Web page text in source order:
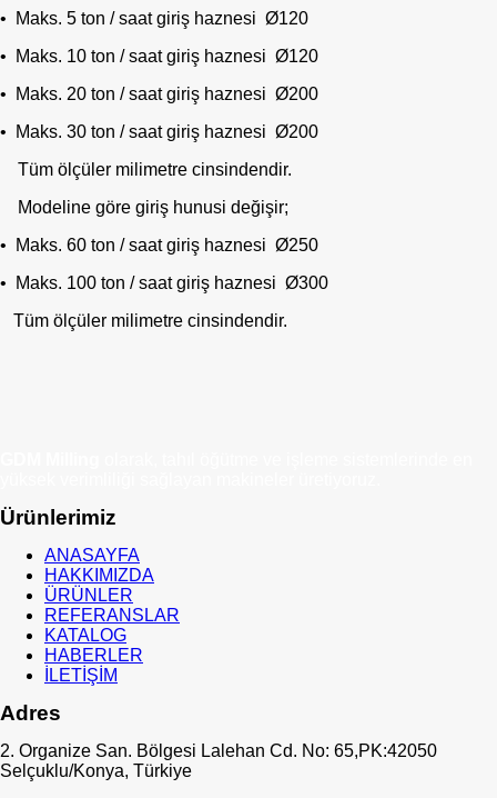
• Maks. 5 ton / saat giriş haznesi Ø120
• Maks. 10 ton / saat giriş haznesi Ø120
• Maks. 20 ton / saat giriş haznesi Ø200
• Maks. 30 ton / saat giriş haznesi Ø200
Tüm ölçüler milimetre cinsindendir.
Modeline göre giriş hunusi değişir;
• Maks. 60 ton / saat giriş haznesi Ø250
• Maks. 100 ton / saat giriş haznesi Ø300
Tüm ölçüler milimetre cinsindendir.
Ürünlerimiz
ANASAYFA
HAKKIMIZDA
ÜRÜNLER
REFERANSLAR
KATALOG
HABERLER
İLETİŞİM
Adres
2. Organize San. Bölgesi Lalehan Cd. No: 65,PK:42050
Selçuklu/Konya, Türkiye